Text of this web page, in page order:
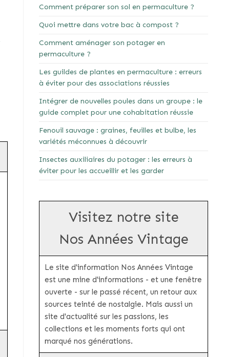
Comment préparer son sol en permaculture ?
Quoi mettre dans votre bac à compost ?
Comment aménager son potager en
permaculture ?
Les guildes de plantes en permaculture : erreurs
à éviter pour des associations réussies
Intégrer de nouvelles poules dans un groupe : le
guide complet pour une cohabitation réussie
Fenouil sauvage : graines, feuilles et bulbe, les
variétés méconnues à découvrir
Insectes auxiliaires du potager : les erreurs à
éviter pour les accueillir et les garder
Visitez notre site
Nos Années Vintage
Le site d'information Nos Années Vintage
est une mine d'informations - et une fenêtre
ouverte - sur le passé récent, un retour aux
sources teinté de nostalgie. Mais aussi un
site d'actualité sur les passions, les
collections et les moments forts qui ont
marqué nos générations.